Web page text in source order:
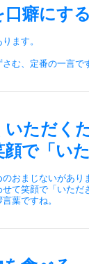
口癖にす
ます。
む、定番の一言で
ただく
で「い
おまじないがあり
て笑顔で「いただ
葉ですね。